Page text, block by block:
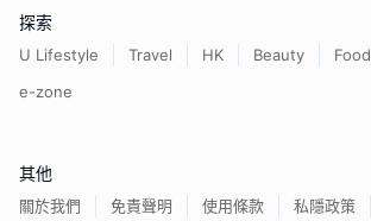
探索
U Lifestyle Travel HK Beauty Food
e-zone
其他
關於我們 免責聲明 使用條款 私隱政策